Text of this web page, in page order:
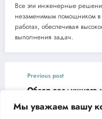
Мы уважаем вашу
Все эти инженерные
незаменимым помощником в
работах, обеспечивая
выполнения задач.
Previous post
Обзор воздушного